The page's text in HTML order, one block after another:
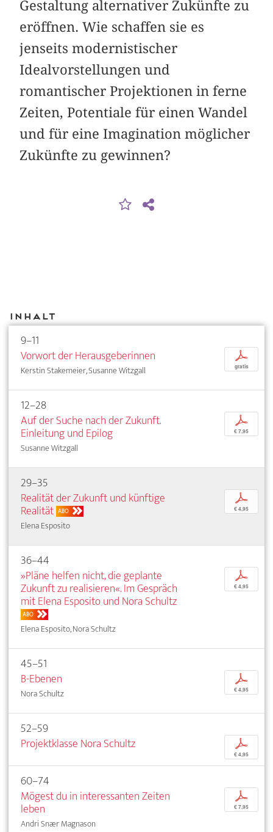
Gestaltung alternativer Zukünfte zu
eröffnen. Wie schaffen sie es
jenseits modernistischer
Idealvorstellungen und
romantischer Projektionen in ferne
Zeiten, Potentiale für einen Wandel
und für eine Imagination möglicher
Zukünfte zu gewinnen?
Inhalt
9–11
Vorwort der Herausgeberinnen
Kerstin Stakemeier, Susanne Witzgall
p
gratis
12–28
Auf der Suche nach der Zukunft.
Einleitung und Epilog
Susanne Witzgall
p
€ 7,95
29–35
Realität der Zukunft und künftige
Realität ABO
Elena Esposito
p
€ 4,95
36–44
»Pläne helfen nicht, die geplante
Zukunft zu realisieren«. Im Gespräch
mit Elena Esposito und Nora Schultz
ABO
Elena Esposito, Nora Schultz
p
€ 4,95
45–51
B-Ebenen
Nora Schultz
p
€ 4,95
52–59
Projektklasse Nora Schultz
p
€ 4,95
60–74
Mögest du in interessanten Zeiten
leben
Andri Snær Magnason
p
€ 7,95